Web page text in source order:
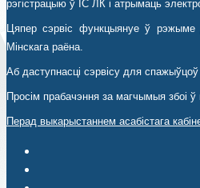
рэгістрацыю ў ІС ЛК і атрымаць
Цяпер сэрвіс функцыянуе ў рэжыме
Мінскага раёна.
Аб даступнасці сэрвісу для
Просім прабачэння за магчымыя збоі ў
Перад выкарыстаннем асабістага